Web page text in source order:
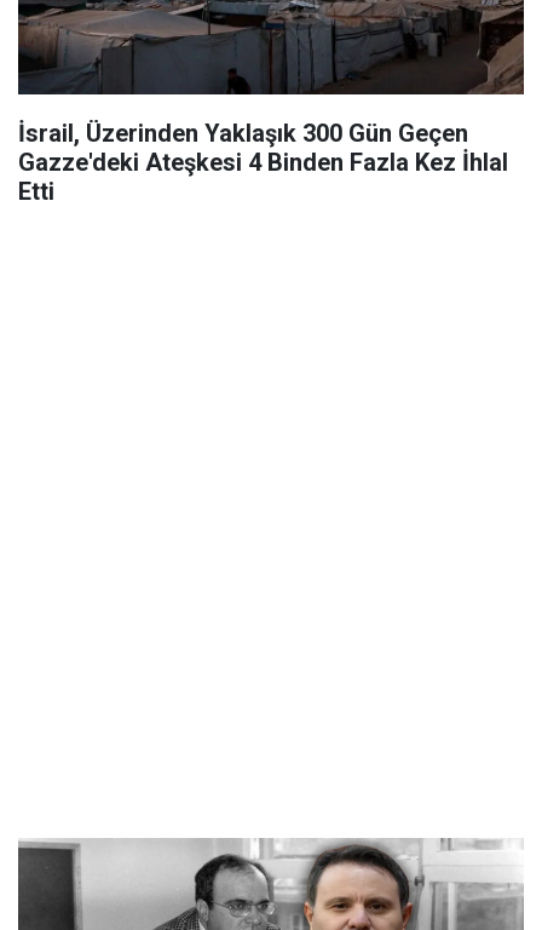
İsrail, Üzerinden Yaklaşık 300 Gün Geçen
Gazze'deki Ateşkesi 4 Binden Fazla Kez İhlal
Etti